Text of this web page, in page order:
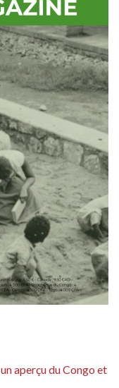
aperçu du Congo et